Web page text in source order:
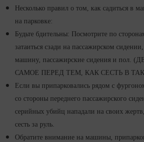
Несколько правил о том, как садиться в
на парковке:
Будьте бдительны: Посмотрите по
затаиться сзади на пассажирском
машину, пассажирские сидения и пол.
САМОЕ ПЕРЕД ТЕМ, КАК СЕСТЬ В
Если вы припарковались рядом с
со стороны переднего пассажирского
серийных убийц нападали на своих
сесть за руль.
Обратите внимание на машины,